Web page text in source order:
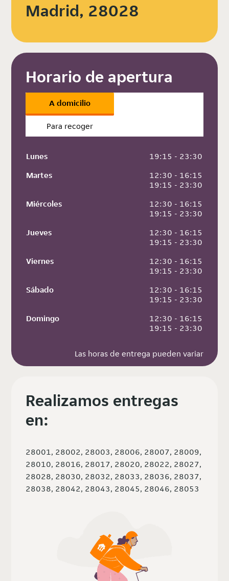
Madrid, 28028
Horario de apertura
A domicilio
Para recoger
Lunes
19:15 - 23:30
Martes
12:30 - 16:15
19:15 - 23:30
Miércoles
12:30 - 16:15
19:15 - 23:30
Jueves
12:30 - 16:15
19:15 - 23:30
Viernes
12:30 - 16:15
19:15 - 23:30
Sábado
12:30 - 16:15
19:15 - 23:30
Domingo
12:30 - 16:15
19:15 - 23:30
Las horas de entrega pueden variar
Realizamos entregas
en:
28001, 28002, 28003, 28006, 28007, 28009,
28010, 28016, 28017, 28020, 28022, 28027,
28028, 28030, 28032, 28033, 28036, 28037,
28038, 28042, 28043, 28045, 28046, 28053